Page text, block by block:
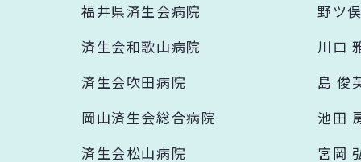
福井県済生会病院
野ツ
済生会和歌山病院
川口
済生会吹田病院
島 俊
岡山済生会総合病院
池田
済生会松山病院
宮岡